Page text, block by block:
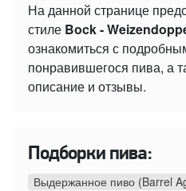
На данной странице
стиле Bock -
ознакомиться с
понравившегося пива, а
описание и отзывы.
Подборки пива:
Выдержанное пиво (Barrel